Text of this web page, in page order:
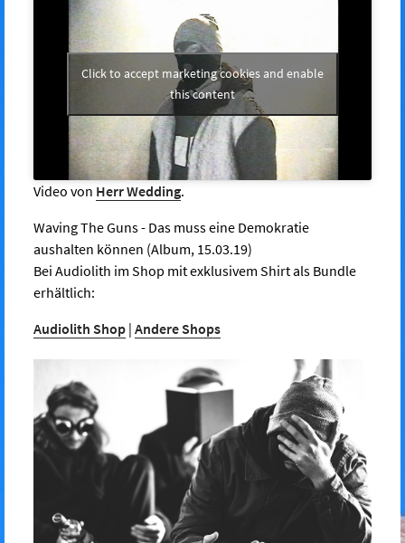
Click to accept marketing cookies and enable
this content
Video von Herr Wedding.
Waving The Guns - Das muss eine Demokratie
aushalten können (Album, 15.03.19)
Bei Audiolith im Shop mit exklusivem Shirt als Bundle
erhältlich:
Audiolith Shop | Andere Shops